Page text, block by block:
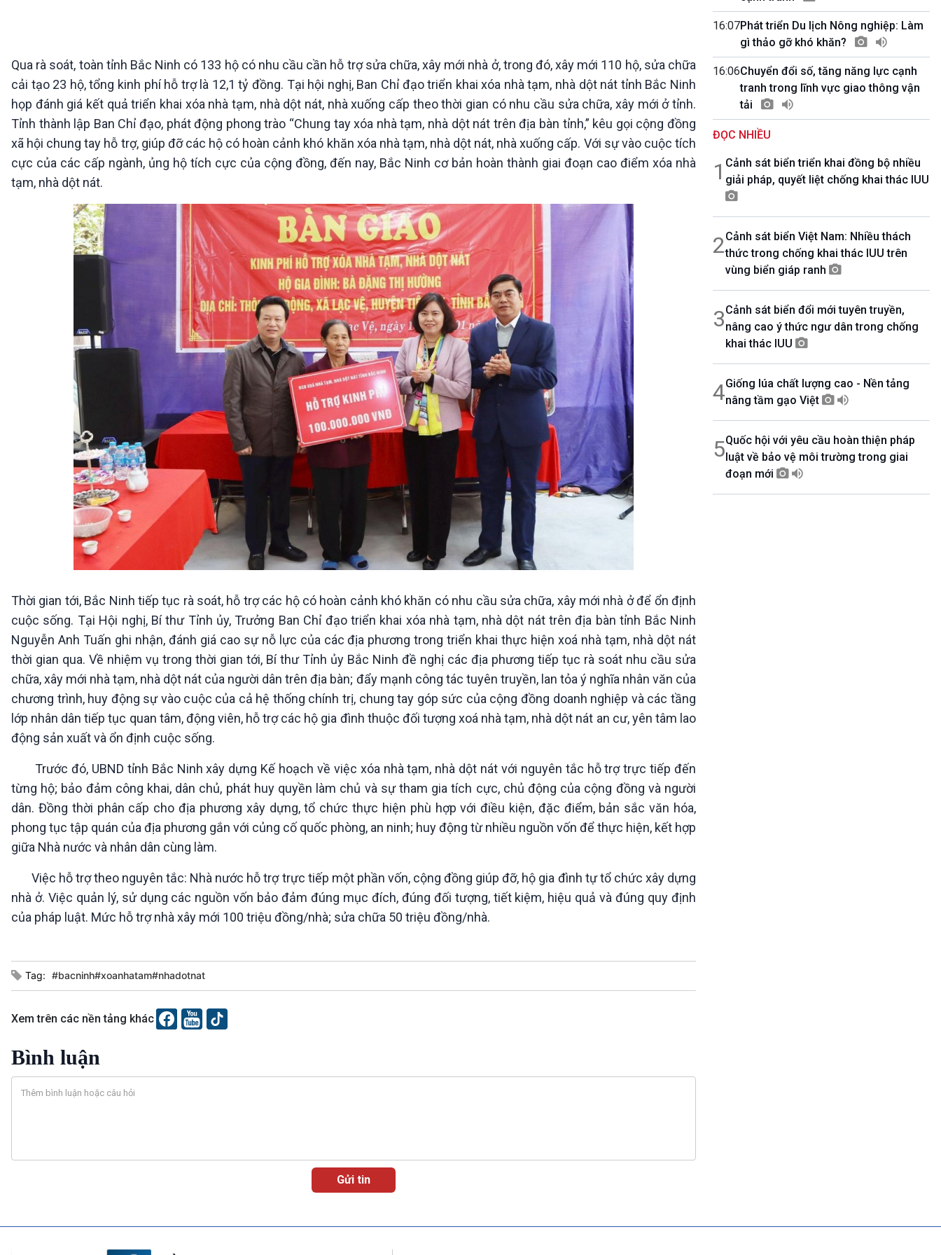
Chuyên gia của bạn
Xã hội chuyển động
Bước chân đến trường
Câu chuyện thời sự
Dòng chảy sự kiện
Đối thoại
Diễn đàn chủ nhật
Chuyện đêm
VOV1 đặc biệt
Thanh âm ký sự
Chân dung cuộc sống
Các chương trình đặc biệt
Qua rà soát, toàn tỉnh Bắc Ninh có 133 hộ có nhu cầu cần hỗ trợ sửa chữa, xây mới nhà ở, trong đó, xây mới 110 hộ, sửa chữa
cải tạo 23 hộ, tổng kinh phí hỗ trợ là 12,1 tỷ đồng. Tại hội nghị, Ban Chỉ đạo triển khai xóa nhà tạm, nhà dột nát tỉnh Bắc Ninh
họp đánh giá kết quả triển khai xóa nhà tạm, nhà dột nát, nhà xuống cấp theo thời gian có nhu cầu sửa chữa, xây mới ở tỉnh.
Tỉnh thành lập Ban Chỉ đạo, phát động phong trào “Chung tay xóa nhà tạm, nhà dột nát trên địa bàn tỉnh,” kêu gọi cộng đồng
xã hội chung tay hỗ trợ, giúp đỡ các hộ có hoàn cảnh khó khăn xóa nhà tạm, nhà dột nát, nhà xuống cấp. Với sự vào cuộc tích
cực của các cấp ngành, ủng hộ tích cực của cộng đồng, đến nay, Bắc Ninh cơ bản hoàn thành giai đoạn cao điểm xóa nhà
tạm, nhà dột nát.
Thời gian tới, Bắc Ninh tiếp tục rà soát, hỗ trợ các hộ có hoàn cảnh khó khăn có nhu cầu sửa chữa, xây mới nhà ở để ổn định
cuộc sống. Tại Hội nghị, Bí thư Tỉnh ủy, Trưởng Ban Chỉ đạo triển khai xóa nhà tạm, nhà dột nát trên địa bàn tỉnh Bắc Ninh
Nguyễn Anh Tuấn ghi nhận, đánh giá cao sự nỗ lực của các địa phương trong triển khai thực hiện xoá nhà tạm, nhà dột nát
thời gian qua. Về nhiệm vụ trong thời gian tới, Bí thư Tỉnh ủy Bắc Ninh đề nghị các địa phương tiếp tục rà soát nhu cầu sửa
chữa, xây mới nhà tạm, nhà dột nát của người dân trên địa bàn; đẩy mạnh công tác tuyên truyền, lan tỏa ý nghĩa nhân văn của
chương trình, huy động sự vào cuộc của cả hệ thống chính trị, chung tay góp sức của cộng đồng doanh nghiệp và các tầng
lớp nhân dân tiếp tục quan tâm, động viên, hỗ trợ các hộ gia đình thuộc đối tượng xoá nhà tạm, nhà dột nát an cư, yên tâm lao
động sản xuất và ổn định cuộc sống.
Trước đó, UBND tỉnh Bắc Ninh xây dựng Kế hoạch về việc xóa nhà tạm, nhà dột nát với nguyên tắc hỗ trợ trực tiếp đến
từng hộ; bảo đảm công khai, dân chủ, phát huy quyền làm chủ và sự tham gia tích cực, chủ động của cộng đồng và người
dân. Đồng thời phân cấp cho địa phương xây dựng, tổ chức thực hiện phù hợp với điều kiện, đặc điểm, bản sắc văn hóa,
phong tục tập quán của địa phương gắn với củng cố quốc phòng, an ninh; huy động từ nhiều nguồn vốn để thực hiện, kết hợp
giữa Nhà nước và nhân dân cùng làm.
Việc hỗ trợ theo nguyên tắc: Nhà nước hỗ trợ trực tiếp một phần vốn, cộng đồng giúp đỡ, hộ gia đình tự tổ chức xây dựng
nhà ở. Việc quản lý, sử dụng các nguồn vốn bảo đảm đúng mục đích, đúng đối tượng, tiết kiệm, hiệu quả và đúng quy định
của pháp luật. Mức hỗ trợ nhà xây mới 100 triệu đồng/nhà; sửa chữa 50 triệu đồng/nhà.
Tag: #bacninh#xoanhatam#nhadotnat
Xem trên các nền tảng khác
Bình luận
16:07Phát triển Du lịch Nông nghiệp: Làm
gì thảo gỡ khó khăn?
16:06Chuyển đổi số, tăng năng lực cạnh
tranh trong lĩnh vực giao thông vận
tải
ĐỌC NHIỀU
1 Cảnh sát biển triển khai đồng bộ nhiều
giải pháp, quyết liệt chống khai thác IUU
2Cảnh sát biển Việt Nam: Nhiều thách
thức trong chống khai thác IUU trên
vùng biển giáp ranh
3Cảnh sát biển đổi mới tuyên truyền,
nâng cao ý thức ngư dân trong chống
khai thác IUU
4Giống lúa chất lượng cao - Nền tảng
nâng tầm gạo Việt
5Quốc hội với yêu cầu hoàn thiện pháp
luật về bảo vệ môi trường trong giai
đoạn mới